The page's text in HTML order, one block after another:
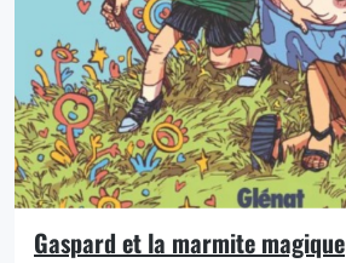
Gaspard et la marmite magique